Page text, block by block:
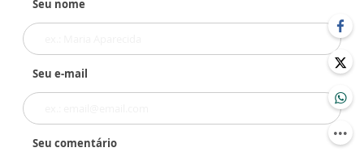
Seu nome
Seu e-mail
Seu comentário